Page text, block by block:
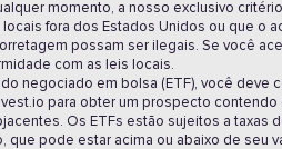
momento, a nosso exclusivo
fora dos Estados Unidos ou que
possam ser ilegais. Se você
com as leis locais.
negociado em bolsa (ETF), você
para obter um prospecto
Os ETFs estão sujeitos a taxas
que pode estar acima ou abaixo de seu